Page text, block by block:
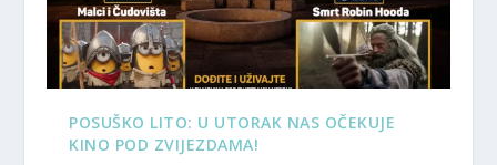
POSUŠKO LITO: U UTORAK NAS OČEKUJE
KINO POD ZVIJEZDAMA!